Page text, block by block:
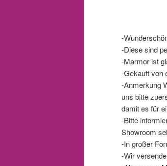
-
-Diese sind
-Marmor ist
-Gekauft von
-Anmerkung
uns bitte
damit es für
-Bitte
Showroom
-In großer
-Wir